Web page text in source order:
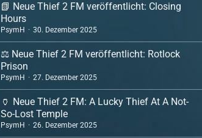
📗 Neue Thief 2 FM veröffentlicht: Closing
Hours
PsymH 30. Dezember 2025
⚖️ Neue Thief 2 FM veröffentlicht: Rotlock
Prison
PsymH 27. Dezember 2025
🏺 Neue Thief 2 FM: A Lucky Thief At A Not-
So-Lost Temple
PsymH 26. Dezember 2025